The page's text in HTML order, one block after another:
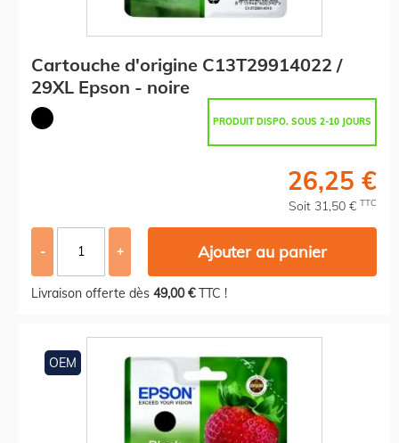
Cartouche d'origine C13T29914022 /
29XL Epson - noire
PRODUIT DISPO. SOUS 2-10 JOURS
26,25 €
Soit 31,50 € TTC
- + Ajouter au panier
Livraison offerte dès 49,00 €TTC !
OEM